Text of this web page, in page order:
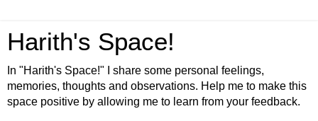
Harith's Space!
In "Harith's Space!" I share some personal feelings,
memories, thoughts and observations. Help me to make this
space positive by allowing me to learn from your feedback.